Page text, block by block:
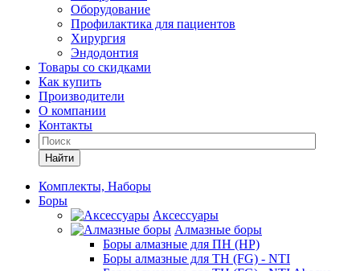
Оборудование
Профилактика для пациентов
Хирургия
Эндодонтия
Товары со скидками
Как купить
Производители
О компании
Контакты
Найти
Комплекты, Наборы
Боры
Аксессуары
Алмазные боры
Боры алмазные для ПН (HP)
Боры алмазные для ТН (FG) - NTI